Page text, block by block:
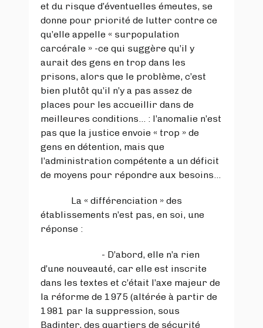
et du risque d’éventuelles émeutes, se
donne pour priorité de lutter contre ce
qu’elle appelle « surpopulation
carcérale » -ce qui suggère qu’il y
aurait des gens en trop dans les
prisons, alors que le problème, c’est
bien plutôt qu’il n’y a pas assez de
places pour les accueillir dans de
meilleures conditions… : l’anomalie n’est
pas que la justice envoie « trop » de
gens en détention, mais que
l’administration compétente a un déficit
de moyens pour répondre aux besoins…
La « différenciation » des
établissements n’est pas, en soi, une
réponse :
- D’abord, elle n’a rien
d’une nouveauté, car elle est inscrite
dans les textes et c’était l’axe majeur de
la réforme de 1975 (altérée à partir de
1981 par la suppression, sous
Badinter, des quartiers de sécurité